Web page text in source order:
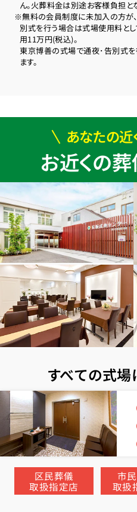
ん。火葬料金は別途お客様負担と
※無料の会員制度に未加入の方が
別式を行う場合は式場使用料と
用11万円(税込)。
東京博善の式場で通夜･告別式
ます。
あなたの近
お近くの
すべての式場
区民葬儀
取扱指定店
市
取扱